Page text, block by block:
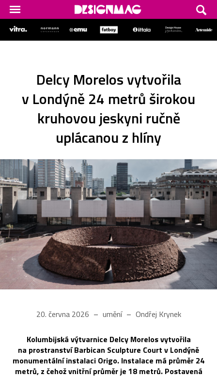
Delcy Morelos vytvořila
v Londýně 24 metrů širokou
kruhovou jeskyni ručně
uplácanou z hlíny
20. června 2026 umění Ondřej Krynek
Kolumbijská výtvarnice Delcy Morelos vytvořila
na prostranství Barbican Sculpture Court v Londýně
monumentální instalaci Origo. Instalace má průměr 24
metrů, z čehož vnitřní průměr je 18 metrů. Postavená